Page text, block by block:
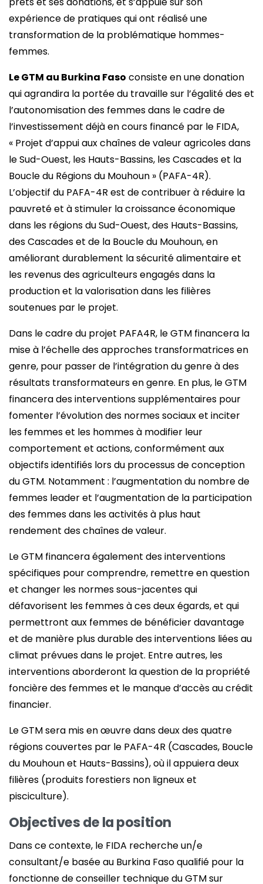
expérience de pratiques qui ont réalisé une
transformation de la problématique hommes-
femmes.
Le GTM au Burkina Faso consiste en une donation
qui agrandira la portée du travaille sur l’égalité des et
l’autonomisation des femmes dans le cadre de
l’investissement déjà en cours financé par le FIDA,
« Projet d’appui aux chaînes de valeur agricoles dans
le Sud-Ouest, les Hauts-Bassins, les Cascades et la
Boucle du Régions du Mouhoun » (PAFA-4R).
L’objectif du PAFA-4R est de contribuer à réduire la
pauvreté et à stimuler la croissance économique
dans les régions du Sud-Ouest, des Hauts-Bassins,
des Cascades et de la Boucle du Mouhoun, en
améliorant durablement la sécurité alimentaire et
les revenus des agriculteurs engagés dans la
production et la valorisation dans les filières
soutenues par le projet.
Dans le cadre du projet PAFA4R, le GTM financera la
mise à l’échelle des approches transformatrices en
genre, pour passer de l’intégration du genre à des
résultats transformateurs en genre. En plus, le GTM
financera des interventions supplémentaires pour
fomenter l’évolution des normes sociaux et inciter
les femmes et les hommes à modifier leur
comportement et actions, conformément aux
objectifs identifiés lors du processus de conception
du GTM. Notamment : l’augmentation du nombre de
femmes leader et l’augmentation de la participation
des femmes dans les activités à plus haut
rendement des chaînes de valeur.
Le GTM financera également des interventions
spécifiques pour comprendre, remettre en question
et changer les normes sous-jacentes qui
défavorisent les femmes à ces deux égards, et qui
permettront aux femmes de bénéficier davantage
et de manière plus durable des interventions liées au
climat prévues dans le projet. Entre autres, les
interventions aborderont la question de la propriété
foncière des femmes et le manque d’accès au crédit
financier.
Le GTM sera mis en œuvre dans deux des quatre
régions couvertes par le PAFA-4R (Cascades, Boucle
du Mouhoun et Hauts-Bassins), où il appuiera deux
filières (produits forestiers non ligneux et
pisciculture).
Objectives de la position
Dans ce contexte, le FIDA recherche un/e
consultant/e basée au Burkina Faso qualifié pour la
fonctionne de conseiller technique du GTM sur